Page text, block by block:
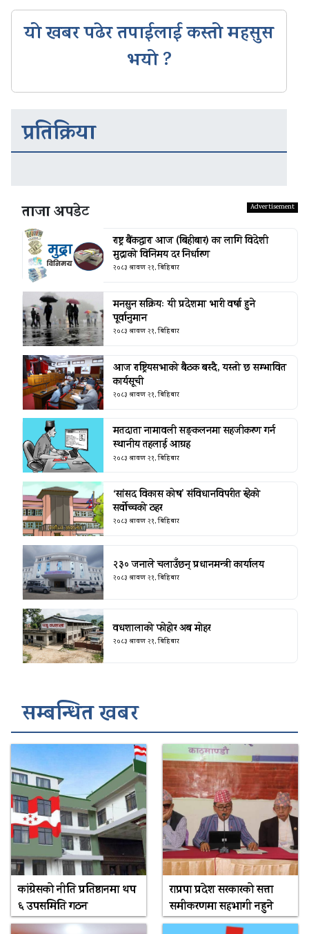
यो खबर पढेर तपाईलाई कस्तो महसुस
भयो ?
प्रतिक्रिया
ताजा अपडेट
राष्ट्र बैंकद्धारा आज (बिहीबार) का लागि विदेशी
मुद्राको विनिमय दर निर्धारण
२०८३ श्रावण २१, बिहिबार
मनसुन सक्रियः यी प्रदेशमा भारी वर्षा हुने
पूर्वानुमान
२०८३ श्रावण २१, बिहिबार
आज राष्ट्रियसभाको बैठक बस्दै, यस्तो छ सम्भावित
कार्यसूची
२०८३ श्रावण २१, बिहिबार
मतदाता नामावली सङ्कलनमा सहजीकरण गर्न
स्थानीय तहलाई आग्रह
२०८३ श्रावण २१, बिहिबार
‘सांसद विकास कोष’ संविधानविपरीत रहेको
सर्वोच्चको ठहर
२०८३ श्रावण २१, बिहिबार
२३० जनाले चलाउँछन् प्रधानमन्त्री कार्यालय
२०८३ श्रावण २१, बिहिबार
वधशालाको फोहोर अब मोहर
२०८३ श्रावण २१, बिहिबार
सम्बन्धित खबर
कांग्रेसको नीति प्रतिष्ठानमा थप
६ उपसमिति गठन
राप्रपा प्रदेश सरकारको सत्ता
समीकरणमा सहभागी नहुने